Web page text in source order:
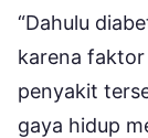
“Dahulu
karena
penyakit
gaya hidup